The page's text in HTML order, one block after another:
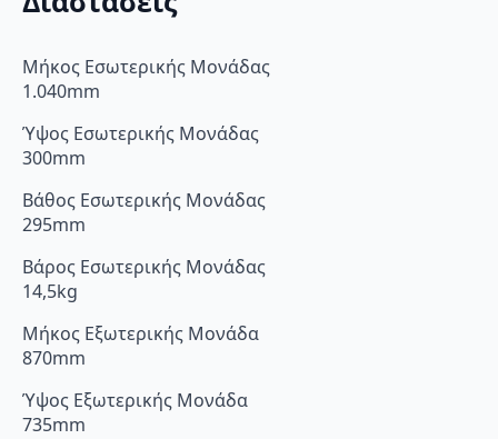
Μήκος Εσωτερικής Μονάδας
1.040mm
Ύψος Εσωτερικής Μονάδας
300mm
Βάθος Εσωτερικής Μονάδας
295mm
Βάρος Εσωτερικής Μονάδας
14,5kg
Μήκος Εξωτερικής Μονάδα
870mm
Ύψος Εξωτερικής Μονάδα
735mm